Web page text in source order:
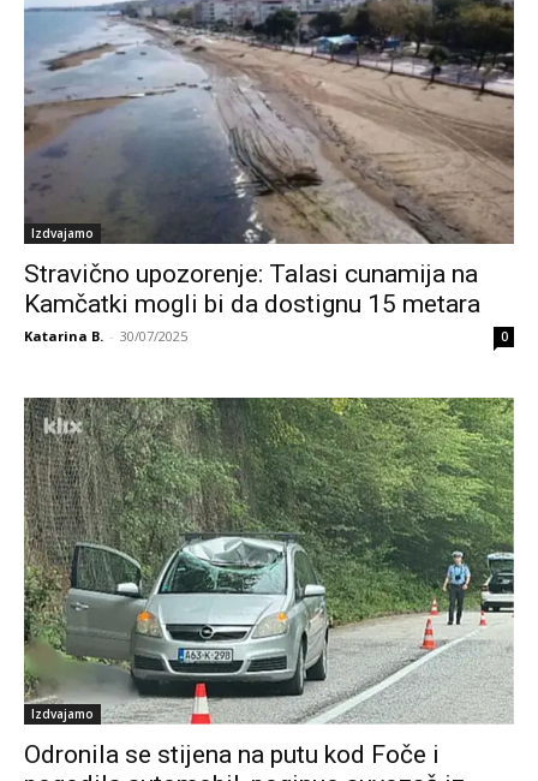
Izdvajamo
Stravično upozorenje: Talasi cunamija na
Kamčatki mogli bi da dostignu 15 metara
Katarina B. - 30/07/2025 0
Izdvajamo
Odronila se stijena na putu kod Foče i